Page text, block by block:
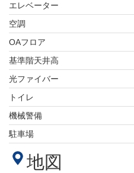
エレベーター
空調
OAフロア
基準階天井高
光ファイバー
トイレ
機械警備
駐車場
地図